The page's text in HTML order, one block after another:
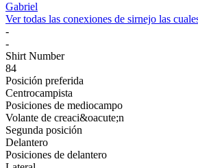
Gabriel
Ver todas las conexiones de sirnejo las
-
-
Shirt Number
84
Posición preferida
Centrocampista
Posiciones de mediocampo
Volante de creaci&oacute;n
Segunda posición
Delantero
Posiciones de delantero